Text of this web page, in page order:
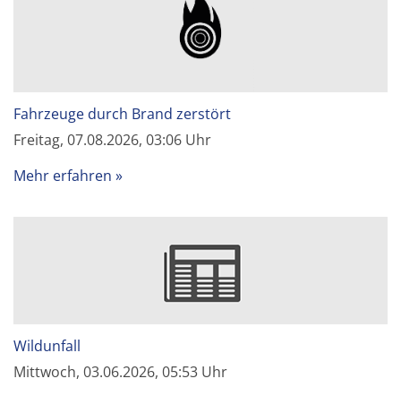
Fahrzeuge durch Brand zerstört
Freitag, 07.08.2026, 03:06 Uhr
Mehr erfahren
Wildunfall
Mittwoch, 03.06.2026, 05:53 Uhr